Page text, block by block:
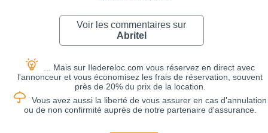
Voir les commentaires sur
Abritel
... Mais sur Iledereloc.com vous réservez en direct avec
l'annonceur et vous économisez les frais de réservation, souvent
près de 20% du prix de la location.
Vous avez aussi la liberté de vous assurer en cas d'annulation
ou de non confirmité auprès de notre partenaire d'assurance.